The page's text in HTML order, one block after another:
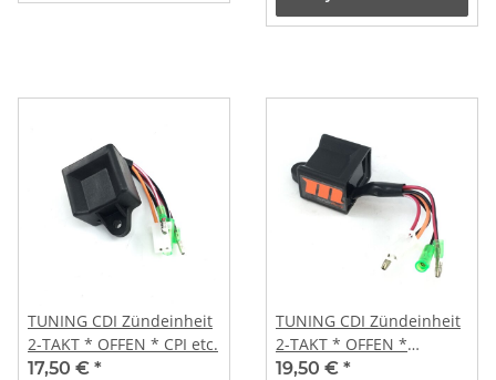
TUNING CDI Zündeinheit
2-TAKT * OFFEN * CPI etc.
17,50 € *
TUNING CDI Zündeinheit
2-TAKT * OFFEN *
MINARELLI
19,50 € *